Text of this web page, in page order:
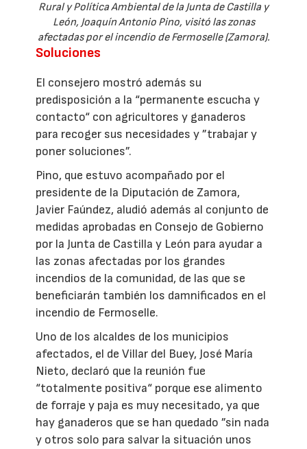
Rural y Política Ambiental de la Junta de Castilla y
León, Joaquín Antonio Pino, visitó las zonas
afectadas por el incendio de Fermoselle (Zamora).
Soluciones
El consejero mostró además su
predisposición a la “permanente escucha y
contacto“ con agricultores y ganaderos
para recoger sus necesidades y ”trabajar y
poner soluciones”.
Pino, que estuvo acompañado por el
presidente de la Diputación de Zamora,
Javier Faúndez, aludió además al conjunto de
medidas aprobadas en Consejo de Gobierno
por la Junta de Castilla y León para ayudar a
las zonas afectadas por los grandes
incendios de la comunidad, de las que se
beneficiarán también los damnificados en el
incendio de Fermoselle.
Uno de los alcaldes de los municipios
afectados, el de Villar del Buey, José María
Nieto, declaró que la reunión fue
“totalmente positiva“ porque ese alimento
de forraje y paja es muy necesitado, ya que
hay ganaderos que se han quedado ”sin nada
y otros solo para salvar la situación unos